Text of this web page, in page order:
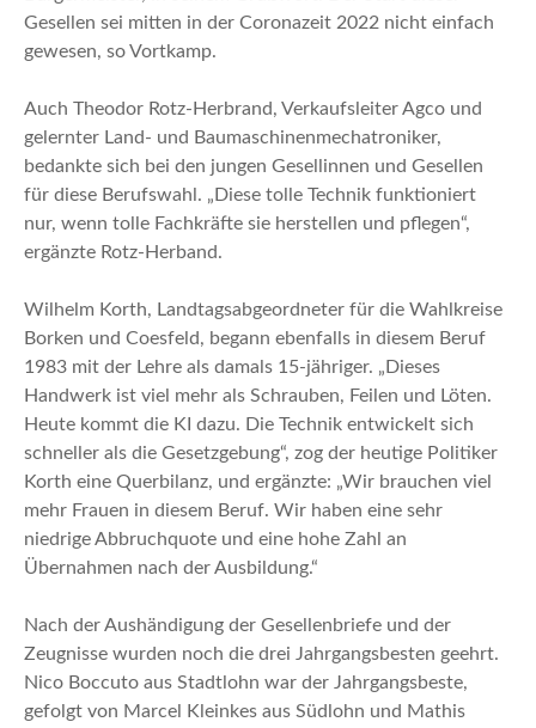
Gesellen sei mitten in der Coronazeit 2022 nicht einfach
gewesen, so Vortkamp.
Auch Theodor Rotz-Herbrand, Verkaufsleiter Agco und
gelernter Land- und Baumaschinenmechatroniker,
bedankte sich bei den jungen Gesellinnen und Gesellen
für diese Berufswahl. „Diese tolle Technik funktioniert
nur, wenn tolle Fachkräfte sie herstellen und pflegen“,
ergänzte Rotz-Herband.
Wilhelm Korth, Landtagsabgeordneter für die Wahlkreise
Borken und Coesfeld, begann ebenfalls in diesem Beruf
1983 mit der Lehre als damals 15-jähriger. „Dieses
Handwerk ist viel mehr als Schrauben, Feilen und Löten.
Heute kommt die KI dazu. Die Technik entwickelt sich
schneller als die Gesetzgebung“, zog der heutige Politiker
Korth eine Querbilanz, und ergänzte: „Wir brauchen viel
mehr Frauen in diesem Beruf. Wir haben eine sehr
niedrige Abbruchquote und eine hohe Zahl an
Übernahmen nach der Ausbildung.“
Nach der Aushändigung der Gesellenbriefe und der
Zeugnisse wurden noch die drei Jahrgangsbesten geehrt.
Nico Boccuto aus Stadtlohn war der Jahrgangsbeste,
gefolgt von Marcel Kleinkes aus Südlohn und Mathis